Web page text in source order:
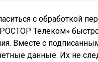
с обработкой
Телеком»
Вместе с
данные. Их не